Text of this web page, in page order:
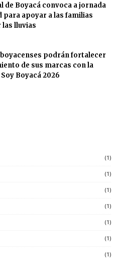
de Boyacá convoca a jornada
para apoyar a las familias
lluvias
podrán fortalecer
de sus marcas con la
Boyacá 2026
(1)
(1)
(1)
(1)
(1)
(1)
(1)